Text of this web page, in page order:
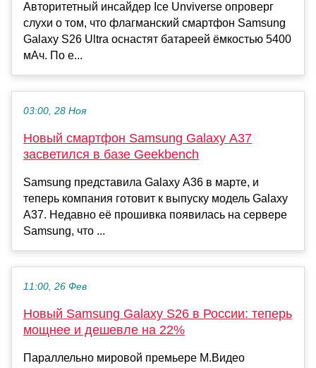
Авторитетный инсайдер Ice Unviverse опроверг
слухи о том, что флагманский смартфон Samsung
Galaxy S26 Ultra оснастят батареей ёмкостью 5400
мАч. По е...
03:00, 28 Ноя
Новый смартфон Samsung Galaxy A37
засветился в базе Geekbench
Samsung представила Galaxy A36 в марте, и
теперь компания готовит к выпуску модель Galaxy
A37. Недавно её прошивка появилась на сервере
Samsung, что ...
11:00, 26 Фев
Новый Samsung Galaxy S26 в России: теперь
мощнее и дешевле на 22%
Параллельно мировой премьере М.Видео